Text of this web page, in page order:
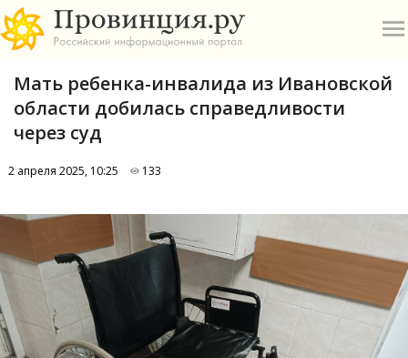
А
Мать ребенка-инвалида из Ивановской
области добилась справедливости
через суд
2 апреля 2025, 10:25 133